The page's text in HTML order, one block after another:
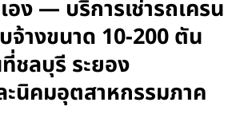
อง — บริการเช่ารถเครน
จ้างขนาด 10-200 ตัน
ชลบุรี ระยอง
ะนิคมอุตสาหกรรมภาค